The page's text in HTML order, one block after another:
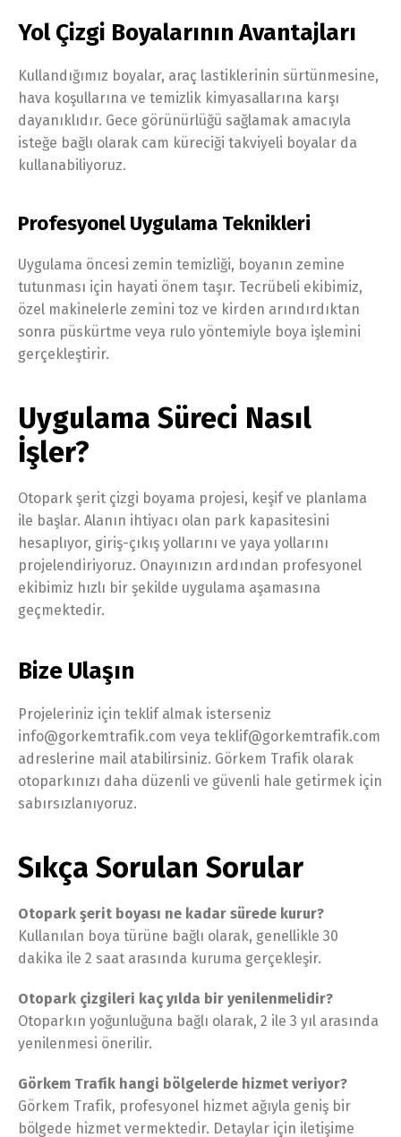
Yol Çizgi Boyalarının Avantajları
Kullandığımız boyalar, araç lastiklerinin sürtünmesine,
hava koşullarına ve temizlik kimyasallarına karşı
dayanıklıdır. Gece görünürlüğü sağlamak amacıyla
isteğe bağlı olarak cam küreciği takviyeli boyalar da
kullanabiliyoruz.
Profesyonel Uygulama Teknikleri
Uygulama öncesi zemin temizliği, boyanın zemine
tutunması için hayati önem taşır. Tecrübeli ekibimiz,
özel makinelerle zemini toz ve kirden arındırdıktan
sonra püskürtme veya rulo yöntemiyle boya işlemini
gerçekleştirir.
Uygulama Süreci Nasıl
İşler?
Otopark şerit çizgi boyama projesi, keşif ve planlama
ile başlar. Alanın ihtiyacı olan park kapasitesini
hesaplıyor, giriş-çıkış yollarını ve yaya yollarını
projelendiriyoruz. Onayınızın ardından profesyonel
ekibimiz hızlı bir şekilde uygulama aşamasına
geçmektedir.
Bize Ulaşın
Projeleriniz için teklif almak isterseniz
info@gorkemtrafik.com veya teklif@gorkemtrafik.com
adreslerine mail atabilirsiniz. Görkem Trafik olarak
otoparkınızı daha düzenli ve güvenli hale getirmek için
sabırsızlanıyoruz.
Sıkça Sorulan Sorular
Otopark şerit boyası ne kadar sürede kurur?
Kullanılan boya türüne bağlı olarak, genellikle 30
dakika ile 2 saat arasında kuruma gerçekleşir.
Otopark çizgileri kaç yılda bir yenilenmelidir?
Otoparkın yoğunluğuna bağlı olarak, 2 ile 3 yıl arasında
yenilenmesi önerilir.
Görkem Trafik hangi bölgelerde hizmet veriyor?
Görkem Trafik, profesyonel hizmet ağıyla geniş bir
bölgede hizmet vermektedir. Detaylar için iletişime